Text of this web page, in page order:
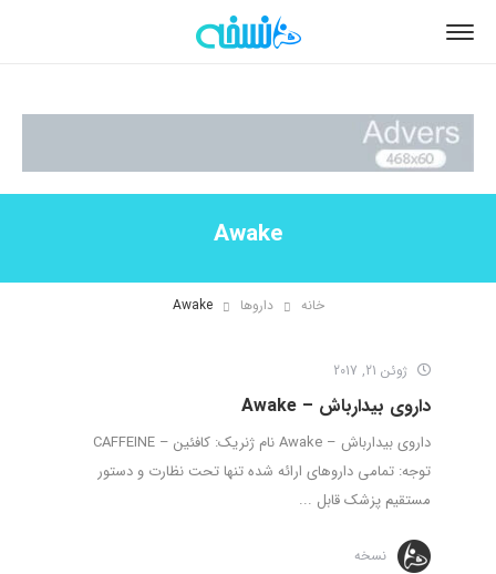
Awake
خانه داروها Awake
ژوئن 21, 2017
داروی بیدارباش – Awake
داروی بیدارباش – Awake نام ژنریک: کافئین – CAFFEINE
توجه: تمامی داروهای ارائه شده تنها تحت نظارت و دستور
مستقیم پزشک قابل ...
نسخه